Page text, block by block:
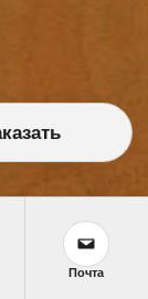
Почта